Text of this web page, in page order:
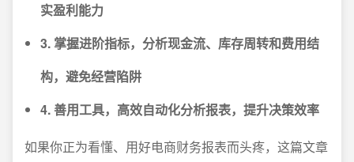
实盈利能力
3. 掌握进阶指标，分析现金流、库存周转和费用结
构，避免经营陷阱
4. 善用工具，高效自动化分析报表，提升决策效率
如果你正为看懂、用好电商财务报表而头疼，这篇文章